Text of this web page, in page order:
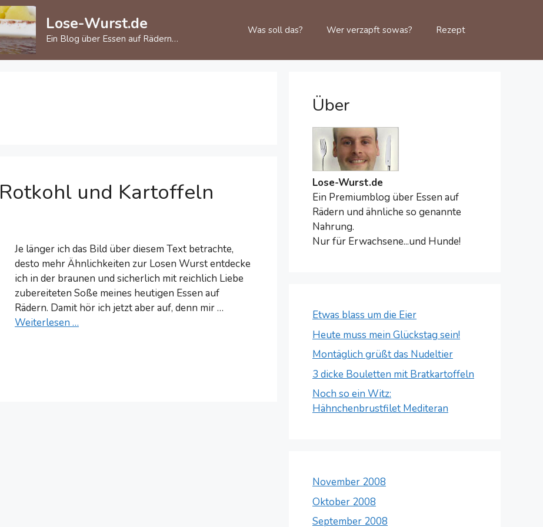
Lose-Wurst.de
Ein Blog über Essen auf Rädern…
Was soll das? Wer verzapft sowas? Rezept
und Kartoffeln
Je länger ich das Bild über diesem Text betrachte,
desto mehr Ähnlichkeiten zur Losen Wurst entdecke
ich in der braunen und sicherlich mit reichlich Liebe
zubereiteten Soße meines heutigen Essen auf
Rädern. Damit hör ich jetzt aber auf, denn mir …
Weiterlesen …
Über
Lose-Wurst.de
Ein Premiumblog über Essen auf
Rädern und ähnliche so genannte
Nahrung.
Nur für Erwachsene...und Hunde!
Etwas blass um die Eier
Heute muss mein Glückstag sein!
Montäglich grüßt das Nudeltier
3 dicke Bouletten mit Bratkartoffeln
Noch so ein Witz:
Hähnchenbrustfilet Mediteran
November 2008
Oktober 2008
September 2008